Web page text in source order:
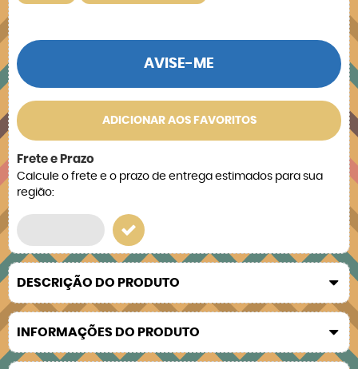
AVISE-ME
ADICIONAR AOS FAVORITOS
Frete e Prazo
Calcule o frete e o prazo de entrega estimados para sua
região:
DESCRIÇÃO DO PRODUTO
INFORMAÇÕES DO PRODUTO